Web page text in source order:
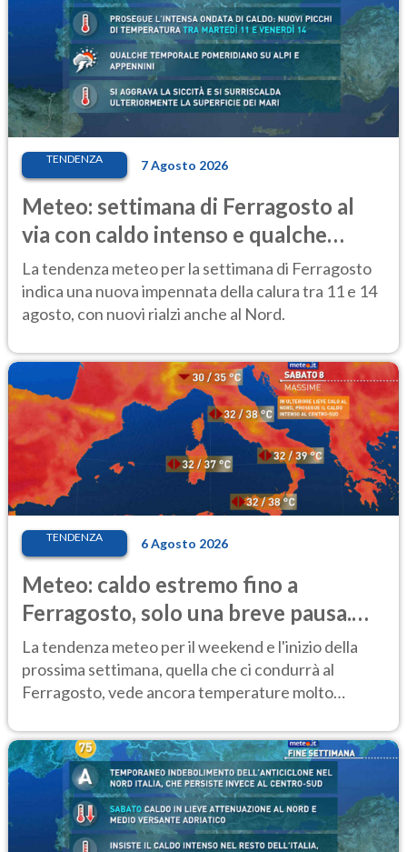
TENDENZA 7 Agosto 2026
Meteo: settimana di Ferragosto al
via con caldo intenso e qualche
temporale
La tendenza meteo per la settimana di Ferragosto
indica una nuova impennata della calura tra 11 e 14
agosto, con nuovi rialzi anche al Nord.
TENDENZA 6 Agosto 2026
Meteo: caldo estremo fino a
Ferragosto, solo una breve pausa.
Ecco dove
La tendenza meteo per il weekend e l'inizio della
prossima settimana, quella che ci condurrà al
Ferragosto, vede ancora temperature molto